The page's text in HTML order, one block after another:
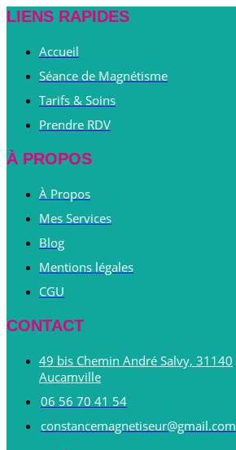
LIENS RAPIDES
Accueil
Séance de Magnétisme
Tarifs & Soins
Prendre RDV
À PROPOS
À Propos
Mes Services
Blog
Mentions légales
CGU
CONTACT
49 bis Chemin André Salvy, 31140
Aucamville
06 56 70 41 54
constancemagnetiseur@gmail.com